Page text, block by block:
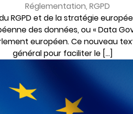
Réglementation, RGPD
RGPD et de la stratégie
des données, ou « Data
européen. Ce nouveau
général pour faciliter le […]